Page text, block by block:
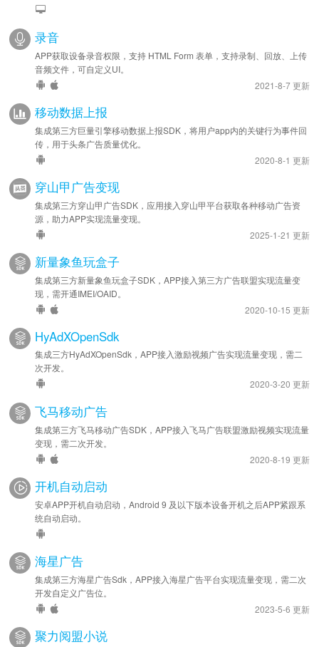
录音
APP获取设备录音权限，支持 HTML Form 表单，支持录制、回放、上传
音频文件，可自定义UI。
2021-8-7 更新
移动数据上报
集成第三方巨量引擎移动数据上报SDK，将用户app内的关键行为事件回
传，用于头条广告质量优化。
2020-8-1 更新
穿山甲广告变现
集成第三方穿山甲广告SDK，应用接入穿山甲平台获取各种移动广告资
源，助力APP实现流量变现。
2025-1-21 更新
新量象鱼玩盒子
集成第三方新量象鱼玩盒子SDK，APP接入第三方广告联盟实现流量变
现，需开通IMEI/OAID。
2020-10-15 更新
HyAdXOpenSdk
集成三方HyAdXOpenSdk，APP接入激励视频广告实现流量变现，需二
次开发。
2020-3-20 更新
飞马移动广告
集成第三方飞马移动广告SDK，APP接入飞马广告联盟激励视频实现流量
变现，需二次开发。
2020-8-19 更新
开机自动启动
安卓APP开机自动启动，Android 9 及以下版本设备开机之后APP紧跟系
统自动启动。
海星广告
集成第三方海星广告Sdk，APP接入海星广告平台实现流量变现，需二次
开发自定义广告位。
2023-5-6 更新
聚力阅盟小说